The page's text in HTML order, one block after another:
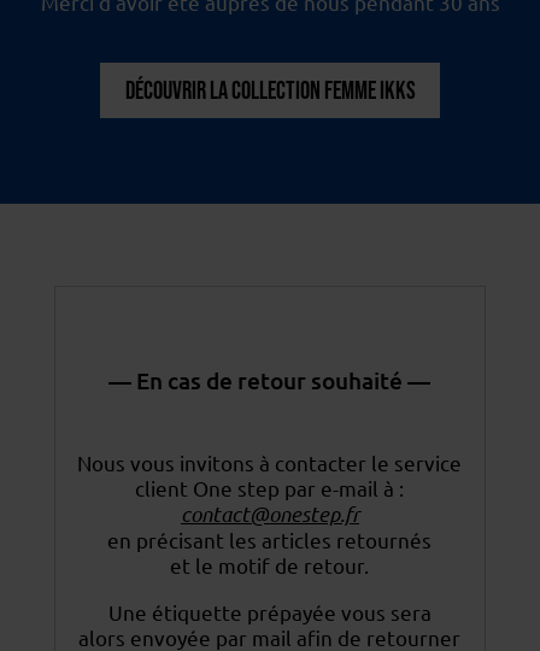
DÉCOUVRIR LA COLLECTION FEMME IKKS
— En cas de retour souhaité —
Nous vous invitons à contacter le service
client One step par e-mail à :
contact@onestep.fr
en précisant les articles retournés
et le motif de retour.
Une étiquette prépayée vous sera
alors envoyée par mail afin de retourner